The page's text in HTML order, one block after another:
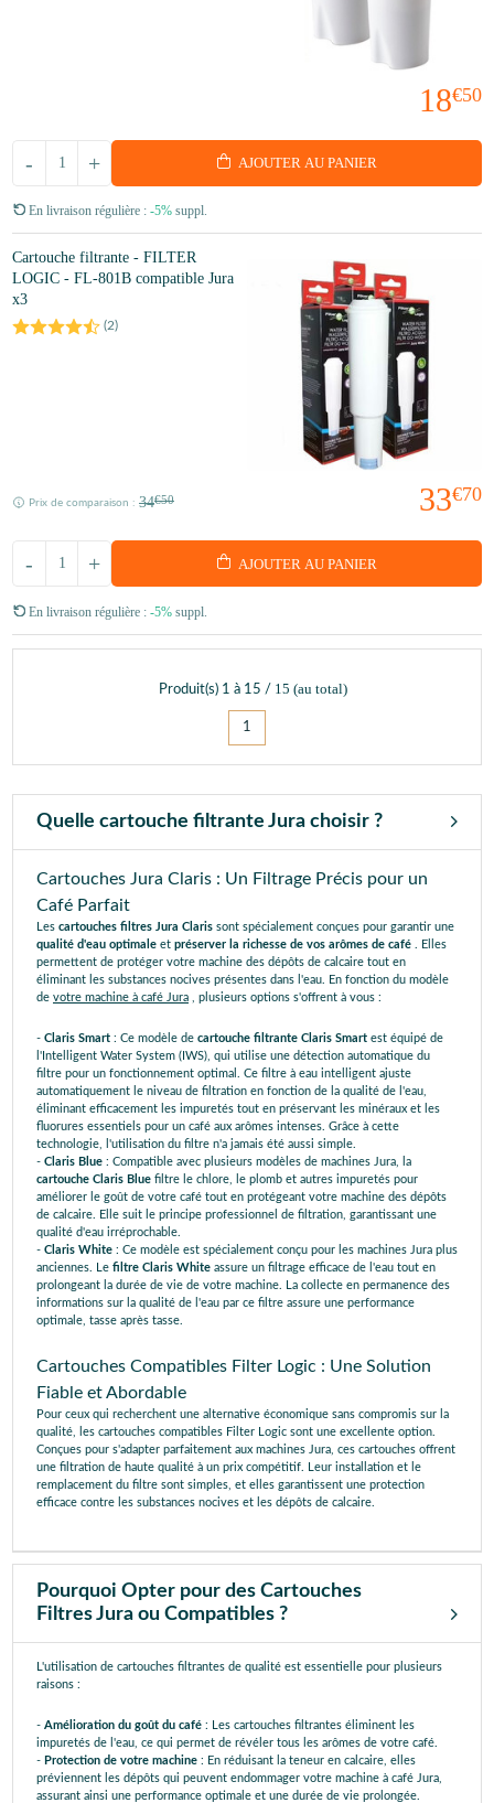
18€50
+
- AJOUTER AU PANIER
En livraison régulière : -5% suppl.
Cartouche filtrante - FILTER
LOGIC - FL-801B compatible Jura
x3
(2)
33€70
Prix de comparaison : 34€50
+
- AJOUTER AU PANIER
En livraison régulière : -5% suppl.
Produit(s) 1 à 15 / 15 (au total)
1
Quelle cartouche filtrante Jura choisir ?
Cartouches Jura Claris : Un Filtrage Précis pour un
Café Parfait
Les cartouches filtres Jura Claris sont spécialement conçues pour garantir une
qualité d'eau optimale et préserver la richesse de vos arômes de café . Elles
permettent de protéger votre machine des dépôts de calcaire tout en
éliminant les substances nocives présentes dans l'eau. En fonction du modèle
de votre machine à café Jura , plusieurs options s'offrent à vous :
- Claris Smart : Ce modèle de cartouche filtrante Claris Smart est équipé de
l'Intelligent Water System (IWS), qui utilise une détection automatique du
filtre pour un fonctionnement optimal. Ce filtre à eau intelligent ajuste
automatiquement le niveau de filtration en fonction de la qualité de l'eau,
éliminant efficacement les impuretés tout en préservant les minéraux et les
fluorures essentiels pour un café aux arômes intenses. Grâce à cette
technologie, l'utilisation du filtre n'a jamais été aussi simple.
- Claris Blue : Compatible avec plusieurs modèles de machines Jura, la
cartouche Claris Blue filtre le chlore, le plomb et autres impuretés pour
améliorer le goût de votre café tout en protégeant votre machine des dépôts
de calcaire. Elle suit le principe professionnel de filtration, garantissant une
qualité d'eau irréprochable.
- Claris White : Ce modèle est spécialement conçu pour les machines Jura plus
anciennes. Le filtre Claris White assure un filtrage efficace de l'eau tout en
prolongeant la durée de vie de votre machine. La collecte en permanence des
informations sur la qualité de l'eau par ce filtre assure une performance
optimale, tasse après tasse.
Cartouches Compatibles Filter Logic : Une Solution
Fiable et Abordable
Pour ceux qui recherchent une alternative économique sans compromis sur la
qualité, les cartouches compatibles Filter Logic sont une excellente option.
Conçues pour s'adapter parfaitement aux machines Jura, ces cartouches offrent
une filtration de haute qualité à un prix compétitif. Leur installation et le
remplacement du filtre sont simples, et elles garantissent une protection
efficace contre les substances nocives et les dépôts de calcaire.
Pourquoi Opter pour des Cartouches
Filtres Jura ou Compatibles ?
L'utilisation de cartouches filtrantes de qualité est essentielle pour plusieurs
raisons :
- Amélioration du goût du café : Les cartouches filtrantes éliminent les
impuretés de l'eau, ce qui permet de révéler tous les arômes de votre café.
- Protection de votre machine : En réduisant la teneur en calcaire, elles
préviennent les dépôts qui peuvent endommager votre machine à café Jura,
assurant ainsi une performance optimale et une durée de vie prolongée.